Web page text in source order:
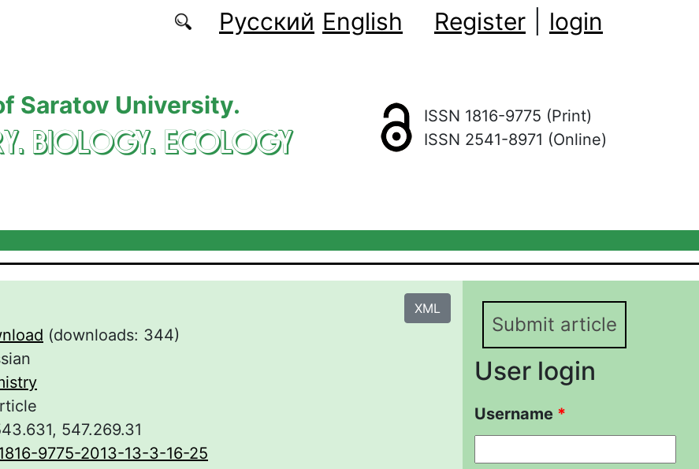
Русский English Register login
Saratov University.
BIOLOGY. ECOLOGY
ISSN 1816-9775 (Print)
ISSN 2541-8971 (Online)
XML
(downloads: 344)
547.269.31
9775-2013-13-3-16-25
Submit article
User login
Username *